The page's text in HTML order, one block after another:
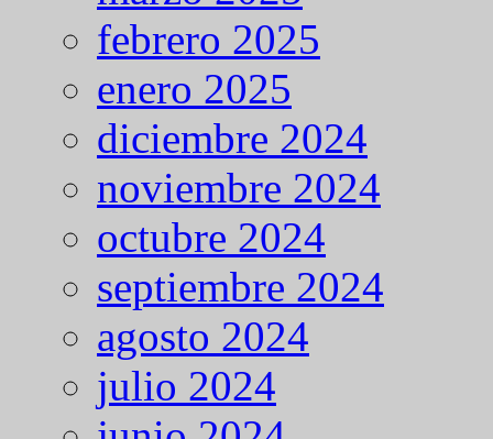
febrero 2025
enero 2025
diciembre 2024
noviembre 2024
octubre 2024
septiembre 2024
agosto 2024
julio 2024